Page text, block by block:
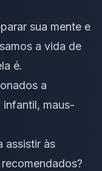
sua mente e
a vida de
é.
a
infantil, maus-
assistir às